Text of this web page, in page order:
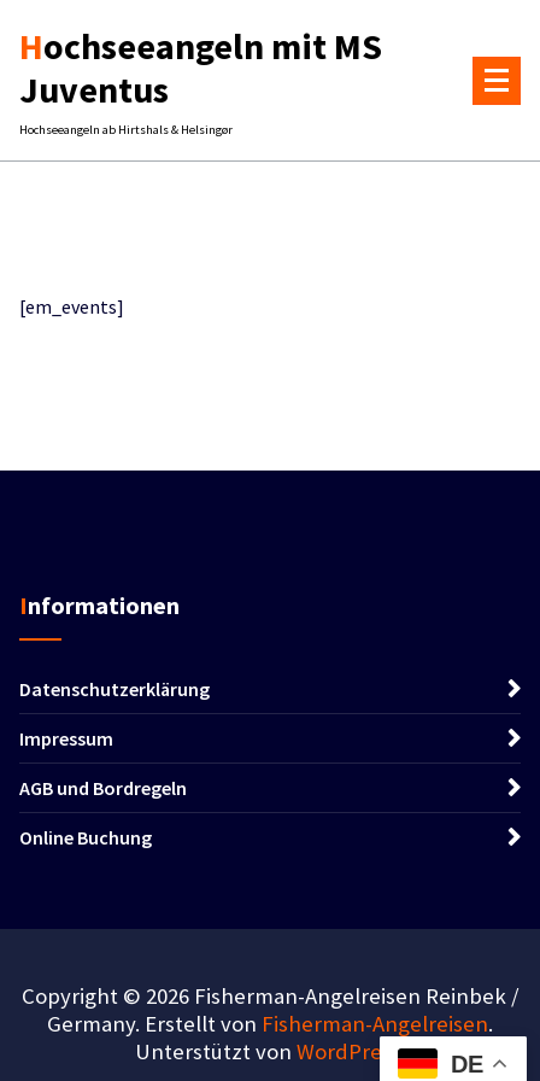
Inhalt
Hochseeangeln mit MS
Juventus
Hochseeangeln ab Hirtshals & Helsingør
[em_events]
Informationen
Datenschutzerklärung
Impressum
AGB und Bordregeln
Online Buchung
Copyright © 2026 Fisherman-Angelreisen Reinbek /
Germany. Erstellt von Fisherman-Angelreisen.
Unterstützt von WordPress. DE